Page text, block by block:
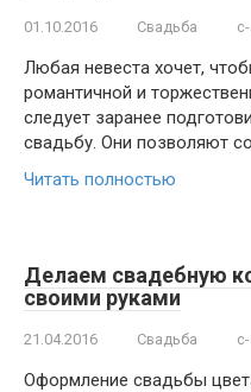
01.10.2016 Свадьба
Любая невеста хочет,
романтичной и
следует заранее
свадьбу. Они позволяют
Читать полностью
Делаем свадебную
своими руками
21.04.2016 Свадьба
Оформление свадьбы